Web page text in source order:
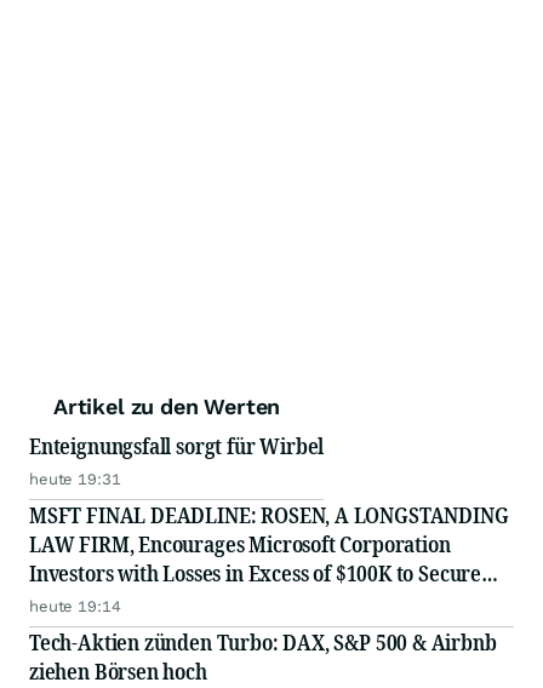
Artikel zu den Werten
Enteignungsfall sorgt für Wirbel
heute 19:31
MSFT FINAL DEADLINE: ROSEN, A LONGSTANDING
LAW FIRM, Encourages Microsoft Corporation
Investors with Losses in Excess of $100K to Secure
Counsel Before Important August 11 Deadline in
Securities Class Action - MSFT
heute 19:14
Tech-Aktien zünden Turbo: DAX, S&P 500 & Airbnb
ziehen Börsen hoch